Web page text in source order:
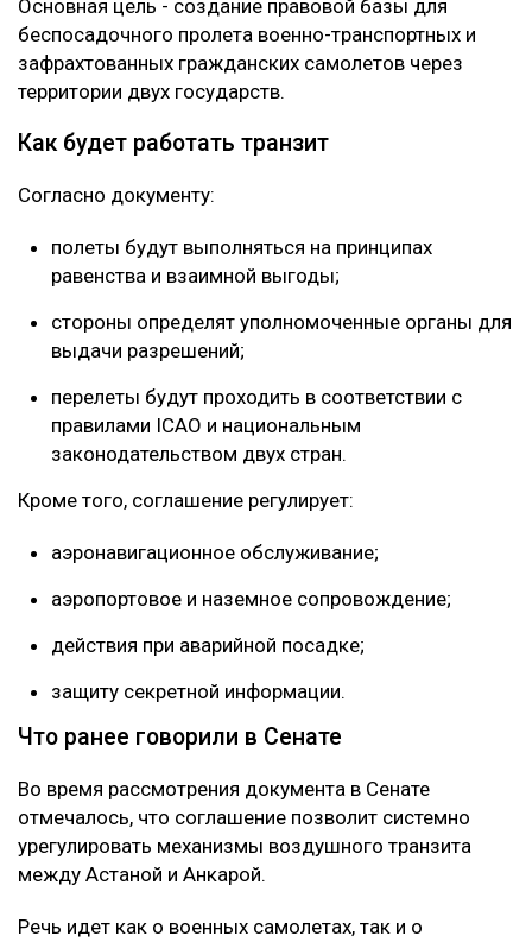
Основная цель - создание правовой базы для
беспосадочного пролета военно-транспортных и
зафрахтованных гражданских самолетов через
территории двух государств.
Как будет работать транзит
Согласно документу:
полеты будут выполняться на принципах
равенства и взаимной выгоды;
стороны определят уполномоченные органы для
выдачи разрешений;
перелеты будут проходить в соответствии с
правилами ICAO и национальным
законодательством двух стран.
Кроме того, соглашение регулирует:
аэронавигационное обслуживание;
аэропортовое и наземное сопровождение;
действия при аварийной посадке;
защиту секретной информации.
Что ранее говорили в Сенате
Во время рассмотрения документа в Сенате
отмечалось, что соглашение позволит системно
урегулировать механизмы воздушного транзита
между Астаной и Анкарой.
Речь идет как о военных самолетах, так и о